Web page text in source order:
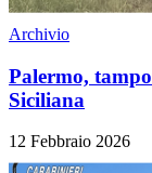
Archivio
Palermo,
Siciliana
12 Febbraio 2026